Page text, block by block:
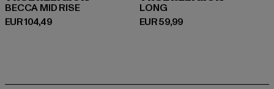
BECCA MID RISE
EUR 104,49
Derzeitiger Preis: EUR 104,49
LONG
EUR 59,99
Derzeitiger Preis: EUR 59,99